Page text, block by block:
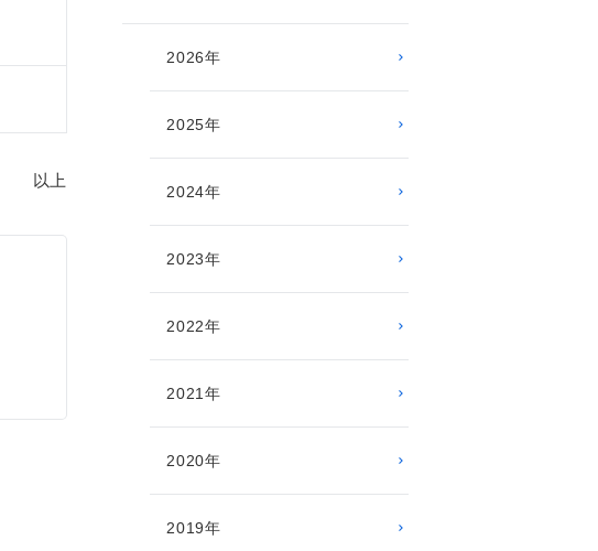
以上
2026年
2025年
2024年
2023年
2022年
2021年
2020年
2019年